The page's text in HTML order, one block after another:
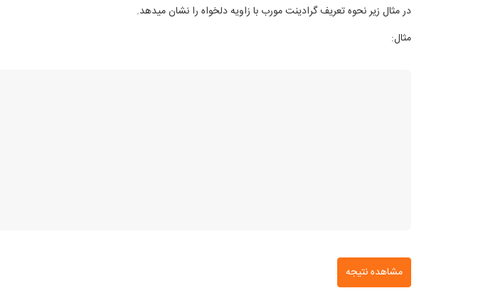
در مثال زیر نحوه تعریف گرادینت مورب با زاویه دلخواه را نشان میدهد.
مثال:
مشاهده نتیجه